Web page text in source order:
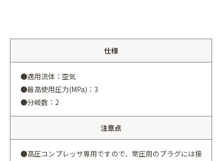
仕様
●適用流体：空気
●最高使用圧力(MPa)：3
●分岐数：2
注意点
●高圧コンプレッサ専用ですので、常圧用のプラグには接